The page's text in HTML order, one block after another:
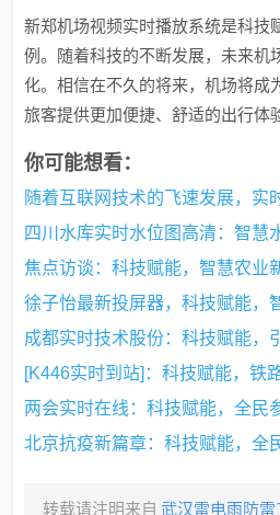
新郑机场视频实时播放系统是科技
例。随着科技的不断发展，未来机
化。相信在不久的将来，机场将成
旅客提供更加便捷、舒适的出行体
你可能想看：
四川水库实时水位图高清：智慧
焦点访谈：科技赋能，智慧农业
徐子怡最新投屏器，科技赋能，
成都实时技术股份：科技赋能，
[K446实时到站]：科技赋能，铁
两会实时在线：科技赋能，全民
北京抗疫新篇章：科技赋能，全
转载请注明来自 武汉雷电雨防雷